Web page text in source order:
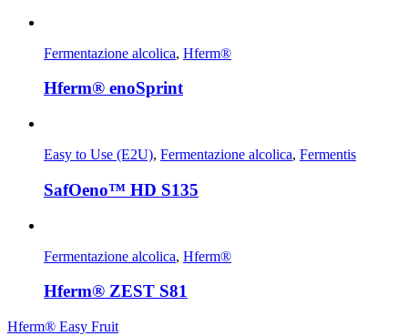
Fermentazione alcolica, Hferm®
Hferm® enoSprint
Easy to Use (E2U), Fermentazione alcolica, Fermentis
SafOeno™ HD S135
Fermentazione alcolica, Hferm®
Hferm® ZEST S81
Hferm® Easy Fruit